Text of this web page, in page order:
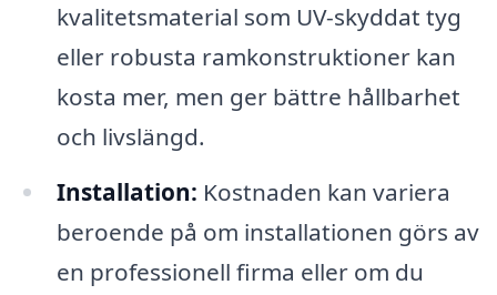
kvalitetsmaterial som UV-skyddat tyg
eller robusta ramkonstruktioner kan
kosta mer, men ger bättre hållbarhet
och livslängd.
Installation: Kostnaden kan variera
beroende på om installationen görs av
en professionell firma eller om du